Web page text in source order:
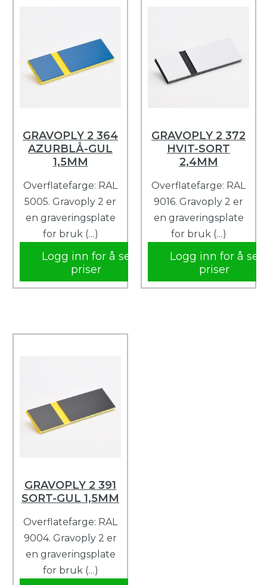
GRAVOPLY 2 364
AZURBLÅ-GUL
1,5MM
Overflatefarge: RAL
5005. Gravoply 2 er
en graveringsplate
for bruk (…)
Logg inn for å se
priser
GRAVOPLY 2 372
HVIT-SORT
2,4MM
Overflatefarge: RAL
9016. Gravoply 2 er
en graveringsplate
for bruk (…)
Logg inn for å se
priser
GRAVOPLY 2 391
SORT-GUL 1,5MM
Overflatefarge: RAL
9004. Gravoply 2 er
en graveringsplate
for bruk (…)